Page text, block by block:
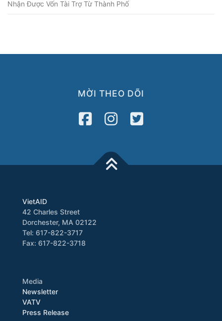
Nhận Được Vốn Tài Trợ Từ Thành Phố
MỜI THEO DÕI
VietAID
42 Charles Street
Dorchester, MA 02122
Tel: 617-822-3717
Fax: 617-822-3718
Media
Newsletter
VATV
Press Release